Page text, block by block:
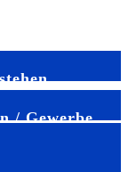
/ Gewerbe